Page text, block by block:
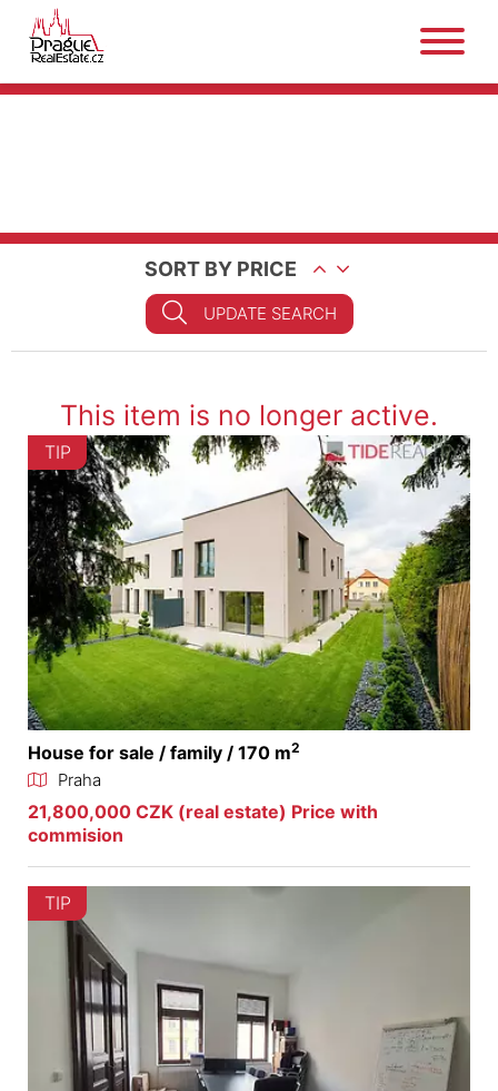
SORT BY PRICE
UPDATE SEARCH
This item is no longer active.
TIP
House for sale / family / 170 m2
Praha
21,800,000 CZK (real estate) Price with
commision
TIP